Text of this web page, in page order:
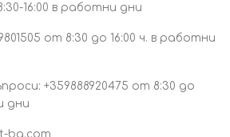
16:00 в работни дни
от 8:30 до 16:00 ч. в работни
+359888920475 от 8:30 до
дни
bg.com